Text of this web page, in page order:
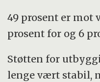
49 prosent er mot
prosent for og 6
Støtten for
lenge vært stabil,